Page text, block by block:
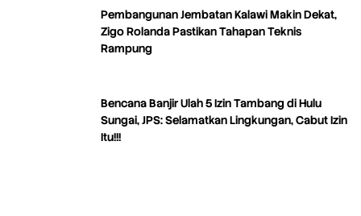
Pembangunan Jembatan Kalawi Makin Dekat,
Zigo Rolanda Pastikan Tahapan Teknis
Rampung
Bencana Banjir Ulah 5 Izin Tambang di Hulu
Sungai, JPS: Selamatkan Lingkungan, Cabut Izin
Itu!!!